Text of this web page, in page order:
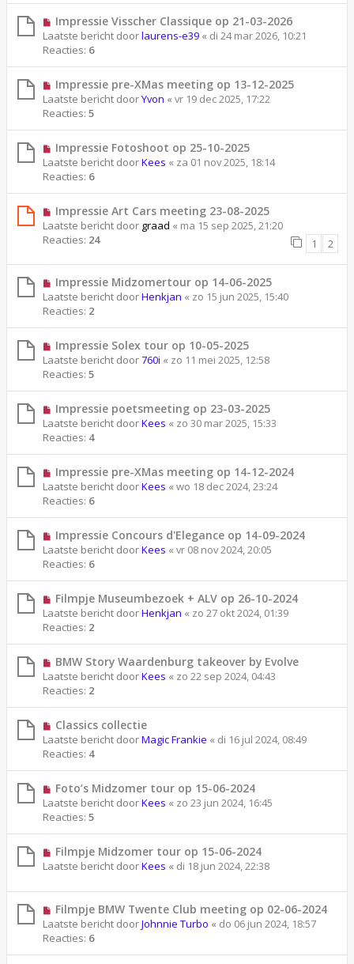
Impressie Visscher Classique op 21-03-2026
Laatste bericht doorlaurens-e39 « di 24 mar 2026, 10:21
Reacties: 6
Impressie pre-XMas meeting op 13-12-2025
Laatste bericht doorYvon « vr 19 dec 2025, 17:22
Reacties: 5
Impressie Fotoshoot op 25-10-2025
Laatste bericht doorKees « za 01 nov 2025, 18:14
Reacties: 6
Impressie Art Cars meeting 23-08-2025
Laatste bericht door graad « ma 15 sep 2025, 21:20
Reacties: 24 1 2
Impressie Midzomertour op 14-06-2025
Laatste bericht doorHenkjan « zo 15 jun 2025, 15:40
Reacties: 2
Impressie Solex tour op 10-05-2025
Laatste bericht door760i « zo 11 mei 2025, 12:58
Reacties: 5
Impressie poetsmeeting op 23-03-2025
Laatste bericht doorKees « zo 30 mar 2025, 15:33
Reacties: 4
Impressie pre-XMas meeting op 14-12-2024
Laatste bericht doorKees « wo 18 dec 2024, 23:24
Reacties: 6
Impressie Concours d'Elegance op 14-09-2024
Laatste bericht doorKees « vr 08 nov 2024, 20:05
Reacties: 6
Filmpje Museumbezoek + ALV op 26-10-2024
Laatste bericht doorHenkjan « zo 27 okt 2024, 01:39
Reacties: 2
BMW Story Waardenburg takeover by Evolve
Laatste bericht doorKees « zo 22 sep 2024, 04:43
Reacties: 2
Classics collectie
Laatste bericht doorMagic Frankie « di 16 jul 2024, 08:49
Reacties: 4
Foto’s Midzomer tour op 15-06-2024
Laatste bericht doorKees « zo 23 jun 2024, 16:45
Reacties: 5
Filmpje Midzomer tour op 15-06-2024
Laatste bericht doorKees « di 18 jun 2024, 22:38
Filmpje BMW Twente Club meeting op 02-06-2024
Laatste bericht doorJohnnie Turbo « do 06 jun 2024, 18:57
Reacties: 6